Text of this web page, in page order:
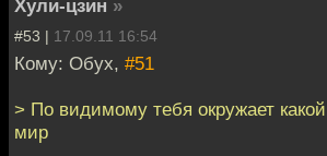
Хули-цзин »
#53 | 17.09.11 16:54
Кому: Обух, #51
> По видимому тебя окружает
мир